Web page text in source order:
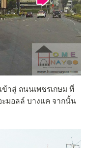
ข้าสู่ ถนนเพชรเกษม ที่
ะมอลล์ บางแค จากนั้น